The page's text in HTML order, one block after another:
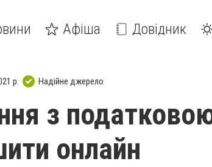
Афіша Довідник
р. Надійне джерело
з
онлайн